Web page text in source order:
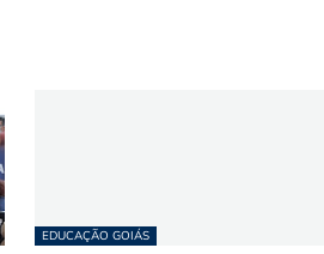
EDUCAÇÃO GOIÁS